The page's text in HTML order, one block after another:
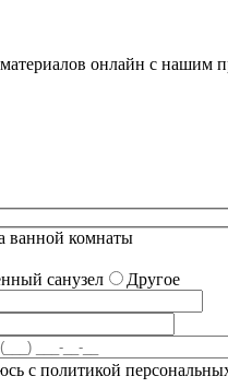
онлайн с
ванной комнаты
санузел
Другое
с политикой